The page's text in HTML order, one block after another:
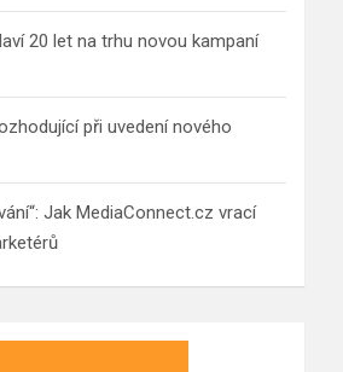
20 let na trhu novou kampaní
při uvedení nového
Jak MediaConnect.cz vrací